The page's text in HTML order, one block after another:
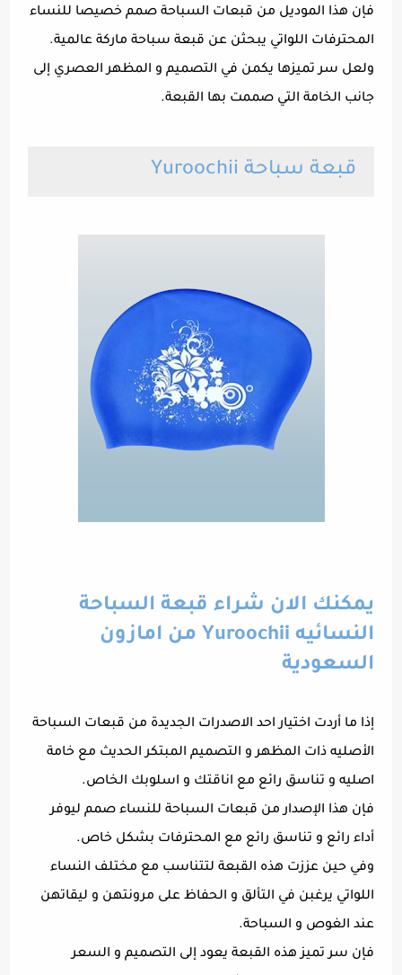
فإن هذا الموديل من قبعات السباحة صمم خصيصا للنساء
المحترفات اللواتي يبحثن عن قبعة سباحة ماركة عالمية.
ولعل سر تميزها يكمن في التصميم و المظهر العصري إلى
جانب الخامة التي صممت بها القبعة.
قبعة سباحة Yuroochii
يمكنك الان شراء قبعة السباحة
النسائيه Yuroochii من امازون
السعودية
إذا ما أردت اختيار احد الاصدرات الجديدة من قبعات السباحة
الأصليه ذات المظهر و التصميم المبتكر الحديث مع خامة
اصليه و تناسق رائع مع اناقتك و اسلوبك الخاص.
فإن هذا الإصدار من قبعات السباحة للنساء صمم ليوفر
أداء رائع و تناسق رائع مع المحترفات بشكل خاص.
وفي حين عززت هذه القبعة لتتناسب مع مختلف النساء
اللواتي يرغبن في التألق و الحفاظ على مرونتهن و ليقاتهن
عند الغوص و السباحة.
فإن سر تميز هذه القبعة يعود إلى التصميم و السعر